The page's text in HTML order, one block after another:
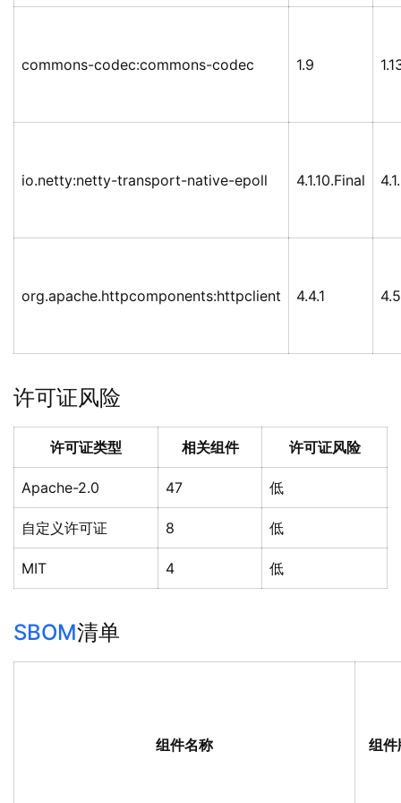
commons-codec:commons-codec 1.9
io.netty:netty-transport-native-epoll 4.1.10.Final
org.apache.httpcomponents:httpclient 4.4.1
许可证风险
许可证类型 相关组件 许可证风险
Apache-2.0 47 低
自定义许可证 8 低
MIT 4 低
SBOM清单
组件名称 组件